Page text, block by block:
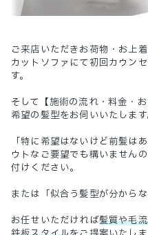
ご来店いただきお荷物・お上
カットソファにて初回カウン
す。
そして【施術の流れ・料金・
希望の髪型をお伺いいたします
「特に希望はないけど前髪は
ウトなご要望でも構いません
付けください。
または「似合う髪型が分から
お任せいただければ髪質や毛